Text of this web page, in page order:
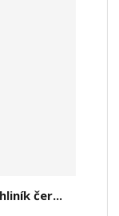
čer...